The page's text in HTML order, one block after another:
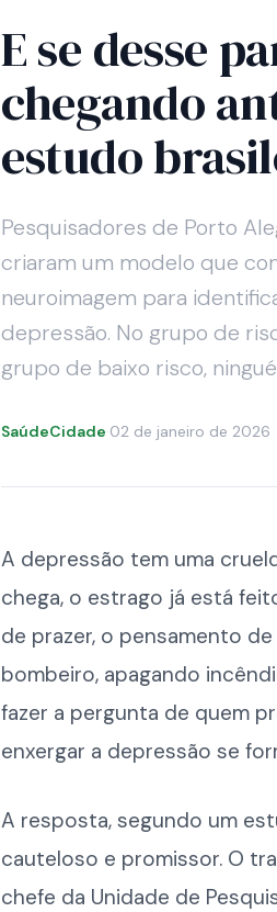
E se desse
chegando
estudo
Pesquisadores de Porto
criaram um modelo que
neuroimagem para
depressão. No grupo de
grupo de baixo risco,
SaúdeCidade·02 de janeiro de 2026
A depressão tem uma
chega, o estrago já está
de prazer, o pensamento
bombeiro, apagando
fazer a pergunta de quem
enxergar a depressão se
A resposta, segundo um
cauteloso e promissor. O
chefe da Unidade de